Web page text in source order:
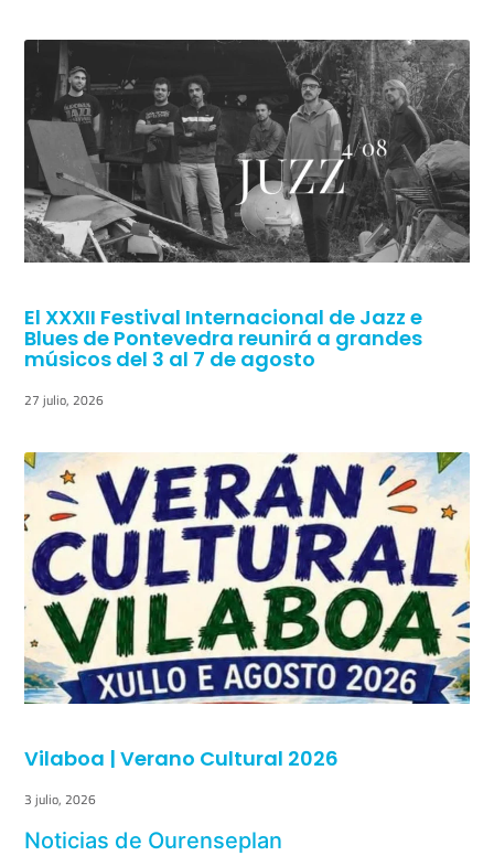
El XXXII Festival Internacional de Jazz e
Blues de Pontevedra reunirá a grandes
músicos del 3 al 7 de agosto
27 julio, 2026
Vilaboa | Verano Cultural 2026
3 julio, 2026
Noticias de Ourenseplan